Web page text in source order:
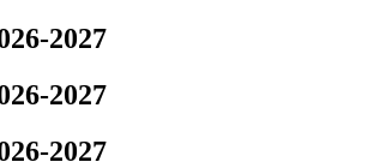
2027
2027
2027